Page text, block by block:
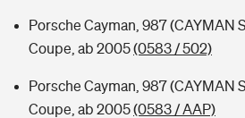
Sie haben Fragen?
Zur Übersicht
Tools
Porsche Cayman, 987 (CAYMAN
Coupe, ab 2005(0583 / 502)
Porsche Cayman, 987 (CAYMAN
Coupe, ab 2005(0583 / AAP)